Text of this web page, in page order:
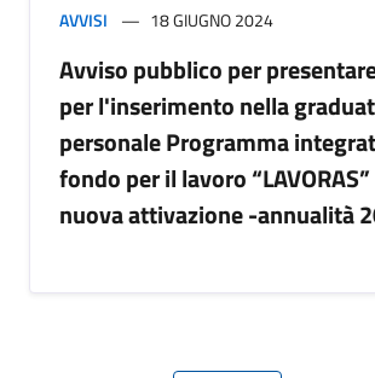
AVVISI 18 GIUGNO 2024
Avviso pubblico per
per l'inserimento nella
personale Programma
fondo per il lavoro
nuova attivazione -annualità